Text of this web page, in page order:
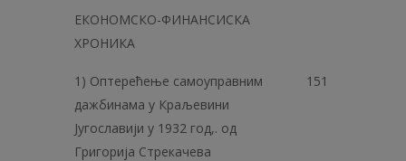
ЕКОНОМСКО-ФИНАНСИСКА
ХРОНИКА
1) Оптерећење самоуправним
дажбинама у Краљевини
Југославији у 1932 год,. од
Григорија Стрекачева
151